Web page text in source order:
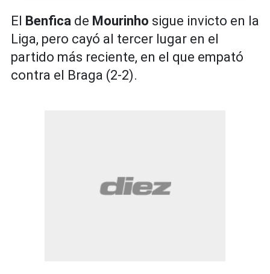
El Benfica de Mourinho sigue invicto en la
Liga, pero cayó al tercer lugar en el
partido más reciente, en el que empató
contra el Braga (2-2).